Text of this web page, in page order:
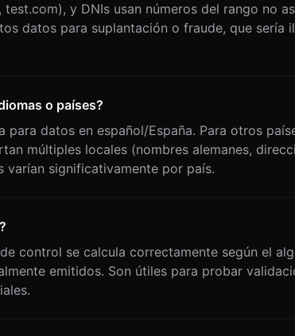
y DNIs usan números del rango no
datos para suplantación o fraude, que sería
o países?
para datos en español/España. Para otros
múltiples locales (nombres alemanes,
significativamente por país.
control se calcula correctamente según el
emitidos. Son útiles para probar